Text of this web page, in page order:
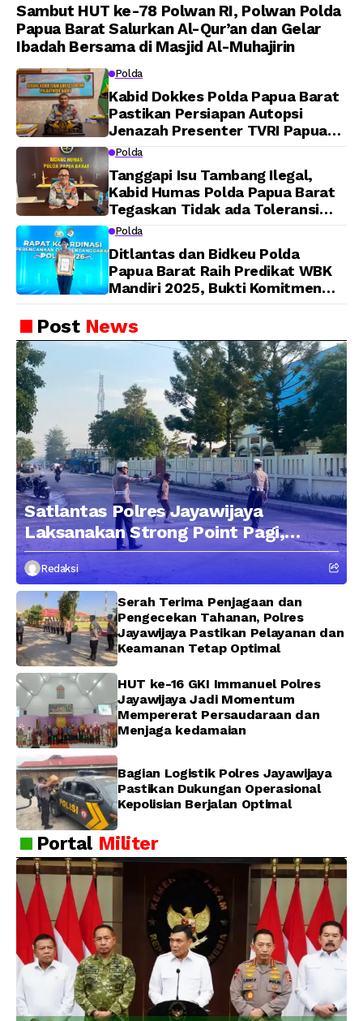
Sambut HUT ke-78 Polwan RI, Polwan Polda
Papua Barat Salurkan Al-Qur’an dan Gelar
Ibadah Bersama di Masjid Al-Muhajirin
Polda
Kabid Dokkes Polda Papua Barat
Pastikan Persiapan Autopsi
Jenazah Presenter TVRI Papua
Barat Yanto Idorway Telah
Dijadwalkan Kamis
Polda
Tanggapi Isu Tambang Ilegal,
Kabid Humas Polda Papua Barat
Tegaskan Tidak ada Toleransi
bagi Oknum Anggota
Polda
Ditlantas dan Bidkeu Polda
Papua Barat Raih Predikat WBK
Mandiri 2025, Bukti Komitmen
Berintegritas
PostNews
Satlantas Polres Jayawijaya
Laksanakan Strong Point Pagi,
Edukasi Pengendara dengan
Pendekatan Humanis
Redaksi
Serah Terima Penjagaan dan
Pengecekan Tahanan, Polres
Jayawijaya Pastikan Pelayanan dan
Keamanan Tetap Optimal
HUT ke-16 GKI Immanuel Polres
Jayawijaya Jadi Momentum
Mempererat Persaudaraan dan
Menjaga kedamaian
Bagian Logistik Polres Jayawijaya
Pastikan Dukungan Operasional
Kepolisian Berjalan Optimal
Portal Militer